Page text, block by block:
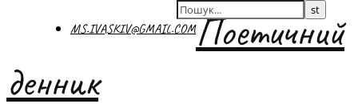
MS.IVASKIV@GMAIL.COMПоетичний
денник